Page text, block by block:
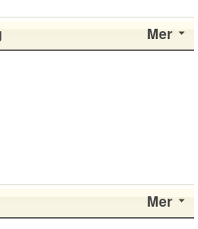
Mer
Mer